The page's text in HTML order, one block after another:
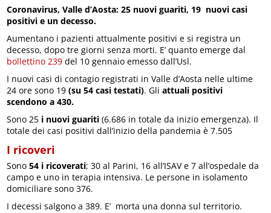
Coronavirus, Valle d’Aosta: 25 nuovi guariti, 19 nuovi casi
positivi e un decesso.
Aumentano i pazienti attualmente positivi e si registra un
decesso, dopo tre giorni senza morti. E’ quanto emerge dal
bollettino 239 del 10 gennaio emesso dall’Usl.
I nuovi casi di contagio registrati in Valle d’Aosta nelle ultime
24 ore sono 19 (su 54 casi testati). Gliattuali positivi
scendono a 430.
Sono 25 i nuovi guariti (6.686 in totale da inizio emergenza). Il
totale dei casi positivi dall’inizio della pandemia è 7.505
I ricoveri
Sono54 i ricoverati; 30 al Parini, 16 all’ISAV e 7 all’ospedale da
campo e uno in terapia intensiva. Le persone in isolamento
domiciliare sono 376.
I decessi salgono a 389. E’ morta una donna sul territorio.